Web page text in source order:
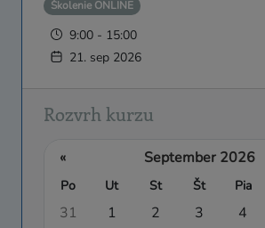
Školenie ONLINE
9:00 - 15:00
21. sep 2026
Rozvrh kurzu
« September 2026
Po Ut St Št Pia
31 1 2 3 4